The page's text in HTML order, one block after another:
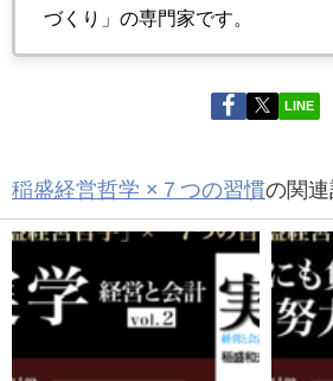
づくり」の専門家です。
LINE
稲盛経営哲学 ×７つの習慣の関